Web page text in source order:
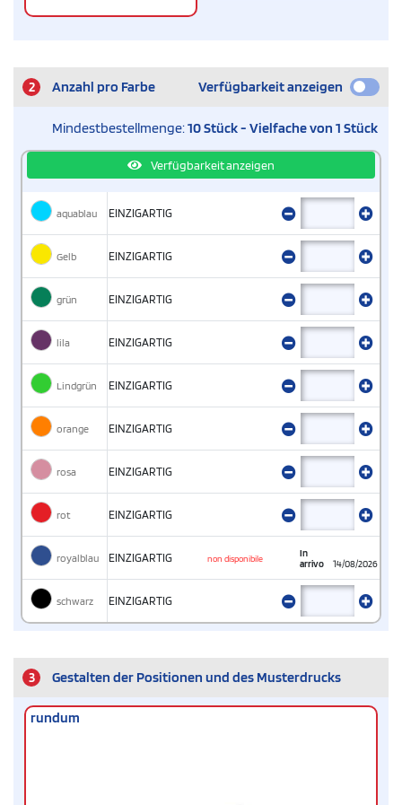
2 Anzahl pro Farbe Verfügbarkeit anzeigen
Mindestbestellmenge:10 Stück - Vielfache von 1 Stück
Verfügbarkeit anzeigen
aquablau EINZIGARTIG
Gelb EINZIGARTIG
grün EINZIGARTIG
lila EINZIGARTIG
Lindgrün EINZIGARTIG
orange EINZIGARTIG
rosa EINZIGARTIG
rot EINZIGARTIG
royalblau EINZIGARTIG non disponibile
In
arrivo
14/08/2026
schwarz EINZIGARTIG
3 Gestalten der Positionen und des Musterdrucks
rundum